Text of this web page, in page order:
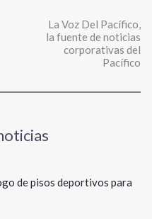
La Voz Del Pacífico,
la fuente de noticias
corporativas del
Pacífico
de pisos deportivos para